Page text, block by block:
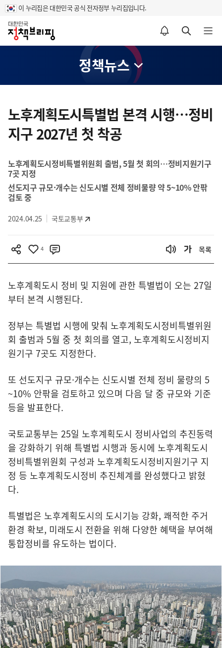
이 누리집은 대한민국 공식 전자정부 누리집입니다.
홈
알림설정 바로가기 검색 바로가기 메뉴 열기
정책뉴스
텐
츠
영
노후계획도시특별법 본격 시행…정비
지구 2027년 첫 착공
노후계획도시정비특별위원회 출범, 5월 첫 회의…정비지원기구
7곳 지정
선도지구 규모·개수는 신도시별 전체 정비물량 약 5~10% 안팎
검토 중
2024.04.25 국토교통부
4 목록
노후계획도시 정비 및 지원에 관한 특별법이 오는 27일
부터 본격 시행된다.
정부는 특별법 시행에 맞춰 노후계획도시정비특별위원
회 출범과 5월 중 첫 회의를 열고, 노후계획도시정비지
원기구 7곳도 지정한다.
또 선도지구 규모·개수는 신도시별 전체 정비 물량의 5
~10% 안팎을 검토하고 있으며 다음 달 중 규모와 기준
등을 발표한다.
국토교통부는 25일 노후계획도시 정비사업의 추진동력
을 강화하기 위해 특별법 시행과 동시에 노후계획도시
정비특별위원회 구성과 노후계획도시정비지원기구 지
정 등 노후계획도시정비 추진체계를 완성했다고 밝혔
다.
특별법은 노후계획도시의 도시기능 강화, 쾌적한 주거
환경 확보, 미래도시 전환을 위해 다양한 혜택을 부여해
통합정비를 유도하는 법이다.